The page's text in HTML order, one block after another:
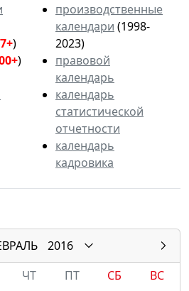
)
)
производственные
календари (1998-
2023)
правовой
календарь
календарь
статистической
отчетности
календарь
кадровика
2016
ЧТ ПТ СБ
ВС